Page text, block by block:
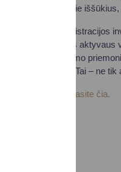
Jis atvirai kalbėjo apie
Savivaldybės administracijos
įsitraukimą: „Tikimės
pasinaudoti šia judumo
su judėjimo negalia. Tai – ne
Daugiau nuotraukų rasite čia.